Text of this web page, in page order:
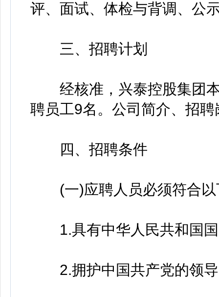
评、面试、体检与背调、公
三、招聘计划
经核准，兴泰控股集团本
聘员工9名。公司简介、招
四、招聘条件
(一)应聘人员必须符合以
1.具有中华人民共和国
2.拥护中国共产党的领导